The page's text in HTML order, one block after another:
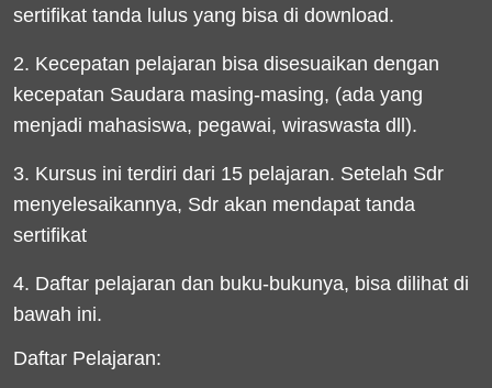
sertifikat tanda lulus yang bisa di download.
2. Kecepatan pelajaran bisa disesuaikan dengan
kecepatan Saudara masing-masing, (ada yang
menjadi mahasiswa, pegawai, wiraswasta dll).
3. Kursus ini terdiri dari 15 pelajaran. Setelah Sdr
menyelesaikannya, Sdr akan mendapat tanda
sertifikat
4. Daftar pelajaran dan buku-bukunya, bisa dilihat di
bawah ini.
Daftar Pelajaran: